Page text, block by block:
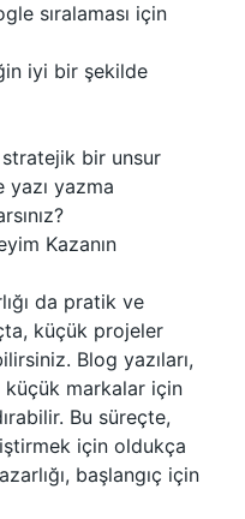
sıralaması için
iyi bir şekilde
stratejik bir unsur
yazı yazma
Kazanın
da pratik ve
küçük projeler
Blog yazıları,
markalar için
Bu süreçte,
için oldukça
başlangıç için